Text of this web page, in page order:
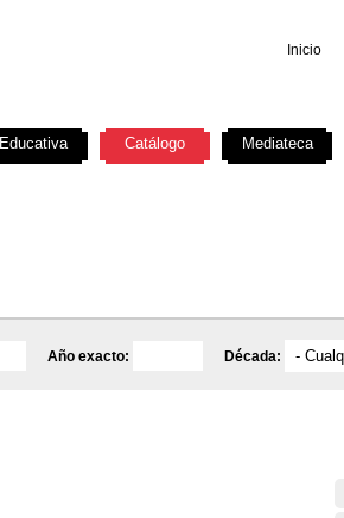
Inicio
Año exacto: Década:
Educativa Catálogo Mediateca